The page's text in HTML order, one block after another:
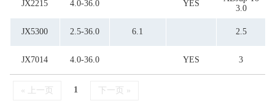
JX2215 4.0-36.0 YES
3.0
JX5300 2.5-36.0 6.1 2.5
JX7014 4.0-36.0 YES 3
« 上一页 1 下一页 »